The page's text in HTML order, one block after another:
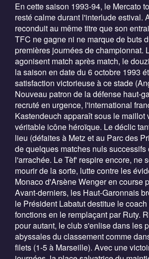
En cette saison 1993-94, le Mercato
resté calme durant l'interlude estival.
reconduit au même titre que son
TFC ne gagne ni ne marque de buts
premières journées de championnat.
agonisent match après match, le
la saison en date du 6 octobre 1993
satisfaction victorieuse à ce stade
Nouveau patron de la défense haut-
recruté en urgence, l'international
Kastendeuch apparaît sous le maillot
véritable icône héroïque. Le déclic
lieu (défaites à Metz et au Parc des
de quelques matches nuls successifs
l'arrachée. Le Tèf' respire encore, ne
mourir de la sorte, lutte contre les
Monaco d'Arsène Wenger en course
Avant-derniers, les Haut-Garonnais
le Président Labatut destitue le
fonctions en le remplaçant par Ruty.
pour autant, le club s'enlise dans les
abyssales du classement comme
filets (1-5 à Marseille). Avec une